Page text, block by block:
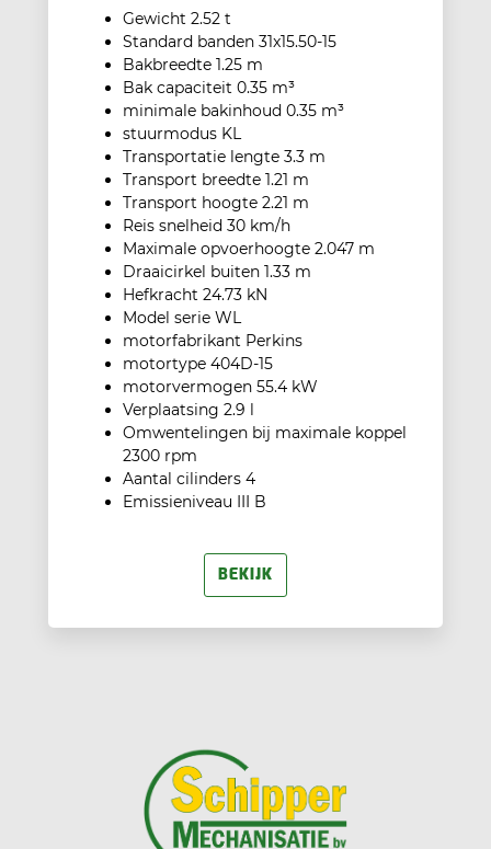
Gewicht 2.52 t
Standard banden 31x15.50-15
Bakbreedte 1.25 m
Bak capaciteit 0.35 m³
minimale bakinhoud 0.35 m³
stuurmodus KL
Transportatie lengte 3.3 m
Transport breedte 1.21 m
Transport hoogte 2.21 m
Reis snelheid 30 km/h
Maximale opvoerhoogte 2.047 m
Draaicirkel buiten 1.33 m
Hefkracht 24.73 kN
Model serie WL
motorfabrikant Perkins
motortype 404D-15
motorvermogen 55.4 kW
Verplaatsing 2.9 l
Omwentelingen bij maximale koppel
2300 rpm
Aantal cilinders 4
Emissieniveau III B
BEKIJK